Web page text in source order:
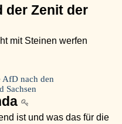
der Zenit der
mit Steinen werfen
nach den
Sachsen
ist und was das für die